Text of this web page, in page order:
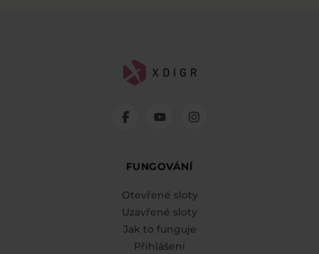
FUNGOVÁNÍ
Otevřené sloty
Uzavřené sloty
Jak to funguje
Přihlášení